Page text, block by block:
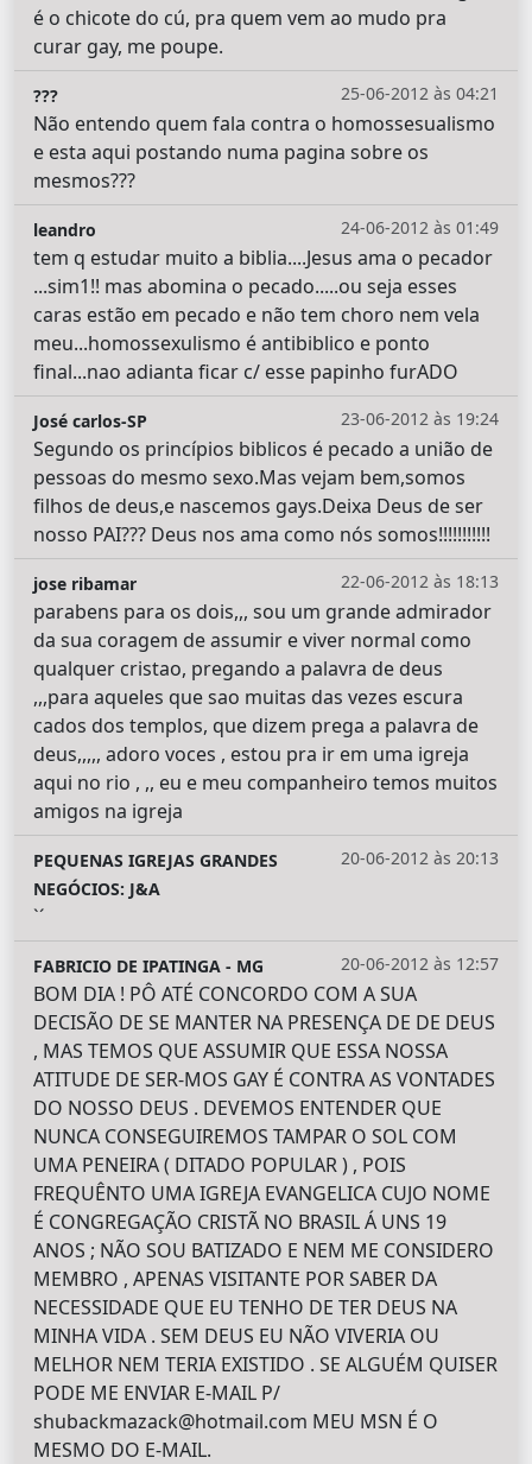
é o chicote do cú, pra quem vem ao mudo pra
curar gay, me poupe.
25-06-2012 às 04:21
???
Não entendo quem fala contra o homossesualismo
e esta aqui postando numa pagina sobre os
mesmos???
24-06-2012 às 01:49
leandro
tem q estudar muito a biblia....Jesus ama o pecador
...sim1!! mas abomina o pecado.....ou seja esses
caras estão em pecado e não tem choro nem vela
meu...homossexulismo é antibiblico e ponto
final...nao adianta ficar c/ esse papinho furADO
23-06-2012 às 19:24
José carlos-SP
Segundo os princípios biblicos é pecado a união de
pessoas do mesmo sexo.Mas vejam bem,somos
filhos de deus,e nascemos gays.Deixa Deus de ser
nosso PAI??? Deus nos ama como nós somos!!!!!!!!!!!
22-06-2012 às 18:13
jose ribamar
parabens para os dois,,, sou um grande admirador
da sua coragem de assumir e viver normal como
qualquer cristao, pregando a palavra de deus
,,,para aqueles que sao muitas das vezes escura
cados dos templos, que dizem prega a palavra de
deus,,,,, adoro voces , estou pra ir em uma igreja
aqui no rio , ,, eu e meu companheiro temos muitos
amigos na igreja
20-06-2012 às 20:13
PEQUENAS IGREJAS GRANDES
NEGÓCIOS: J&A
`´
20-06-2012 às 12:57
FABRICIO DE IPATINGA - MG
BOM DIA ! PÔ ATÉ CONCORDO COM A SUA
DECISÃO DE SE MANTER NA PRESENÇA DE DE DEUS
, MAS TEMOS QUE ASSUMIR QUE ESSA NOSSA
ATITUDE DE SER-MOS GAY É CONTRA AS VONTADES
DO NOSSO DEUS . DEVEMOS ENTENDER QUE
NUNCA CONSEGUIREMOS TAMPAR O SOL COM
UMA PENEIRA ( DITADO POPULAR ) , POIS
FREQUÊNTO UMA IGREJA EVANGELICA CUJO NOME
É CONGREGAÇÃO CRISTÃ NO BRASIL Á UNS 19
ANOS ; NÃO SOU BATIZADO E NEM ME CONSIDERO
MEMBRO , APENAS VISITANTE POR SABER DA
NECESSIDADE QUE EU TENHO DE TER DEUS NA
MINHA VIDA . SEM DEUS EU NÃO VIVERIA OU
MELHOR NEM TERIA EXISTIDO . SE ALGUÉM QUISER
PODE ME ENVIAR E-MAIL P/
shubackmazack@hotmail.com MEU MSN É O
MESMO DO E-MAIL.